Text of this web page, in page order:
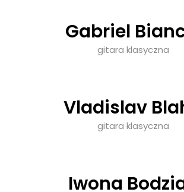
Gabriel
gitara klasyczna
Vladislav
gitara klasyczna
Iwona